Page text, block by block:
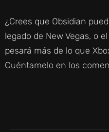
¿Crees que Obsidian
legado de New Vegas, o
pesará más de lo que
Cuéntamelo en los